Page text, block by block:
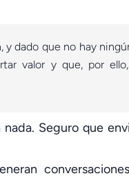
dado que no hay
valor y que, por
nada. Seguro que